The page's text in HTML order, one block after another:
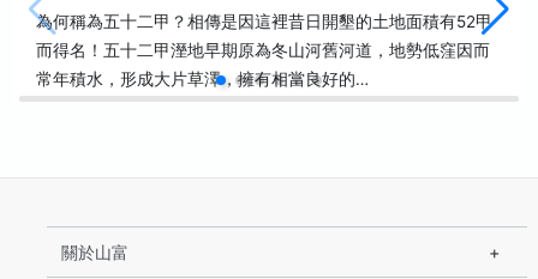
為何稱為五十二甲？相傳是因這裡昔日開墾的土地面積有52甲
而得名！五十二甲溼地早期原為冬山河舊河道，地勢低窪因而
常年積水，形成大片草澤，擁有相當良好的…
關於山富